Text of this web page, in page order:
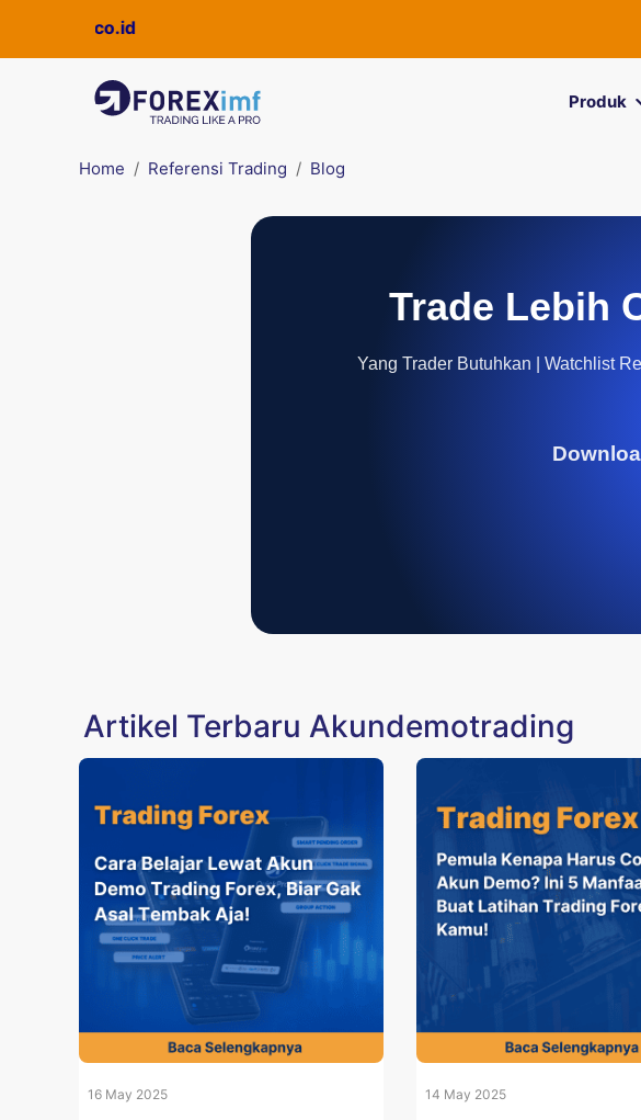
Produk
Home Referensi Trading Blog
Trade Lebih
Yang Trader Butuhkan | Watchlist
Artikel Terbaru Akundemotrading
16 May 2025 14 May 2025